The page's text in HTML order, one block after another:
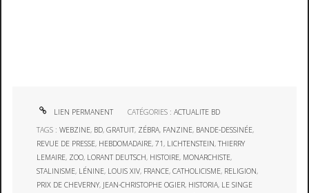
LIEN PERMANENT CATÉGORIES :ACTUALITE BD
TAGS :WEBZINE, BD,GRATUIT, ZÉBRA, FANZINE, BANDE-DESSINÉE,
REVUE DE PRESSE, HEBDOMADAIRE,71, LICHTENSTEIN,THIERRY
LEMAIRE, ZOO, LORANT DEUTSCH, HISTOIRE, MONARCHISTE,
STALINISME, LÉNINE, LOUIS XIV, FRANCE,CATHOLICISME, RELIGION,
PRIX DE CHEVERNY, JEAN-CHRISTOPHE OGIER, HISTORIA, LE SINGE